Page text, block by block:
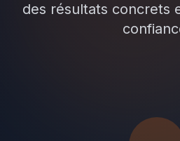
des résultats concrets